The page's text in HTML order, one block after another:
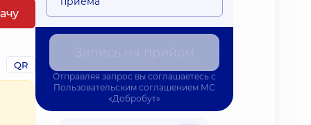
QR
Отправляя запрос вы соглашаетесь с
Пользовательским соглашением МС
«Добробут»